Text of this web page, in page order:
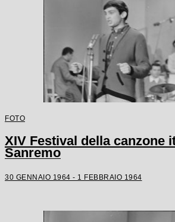
FOTO
XIV Festival della canzone
Sanremo
30 GENNAIO 1964 - 1 FEBBRAIO 1964